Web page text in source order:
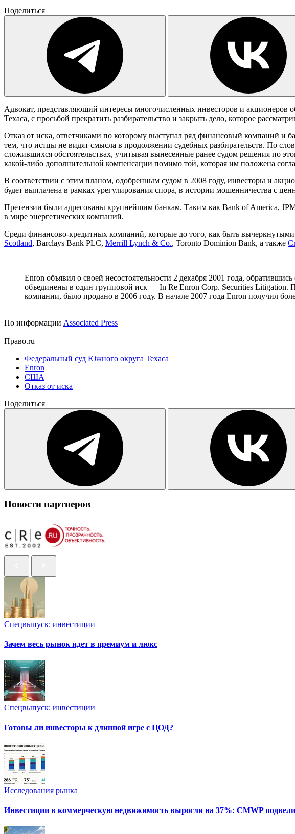
Поделиться
Адвокат, представляющий интересы многочисленных инвесторов и акционеров
Техаса, с просьбой прекратить разбирательство и закрыть дело, которое
Отказ от иска, ответчиками по которому выступал ряд финансовый компаний и
тем, что истцы не видят смысла в продолжении судебных разбирательств. По
сложившихся обстоятельствах, учитывая вынесенные ранее судом решения по
какой-либо дополнительной компенсации помимо той, которая им положена
В соответствии с этим планом, одобренным судом в 2008 году, инвесторы и
будет выплачена в рамках урегулирования спора, в истории мошенничества с
Претензии были адресованы крупнейшим банкам. Таким как Bank of America,
в мире энергетических компаний.
Среди финансово-кредитных компаний, которые до того, как быть вычеркнутыми
Scotland, Barclays Bank PLC, Merrill Lynch & Co., Toronto Dominion Bank, а также
Enron объявил о своей несостоятельности 2 декабря 2001 года,
объединены в один групповой иск — In Re Enron Corp. Securities Litigation.
компании, было продано в 2006 году. В начале 2007 года Enron получил
По информации Associated Press
Право.ru
Федеральный суд Южного округа Техаса
Enron
США
Отказ от иска
Поделиться
Новости партнеров
Спецвыпуск: инвестиции
Зачем весь рынок идет в премиум и люкс
Спецвыпуск: инвестиции
Готовы ли инвесторы к длинной игре с ЦОД?
Исследования рынка
Инвестиции в коммерческую недвижимость выросли на 37%: CMWP